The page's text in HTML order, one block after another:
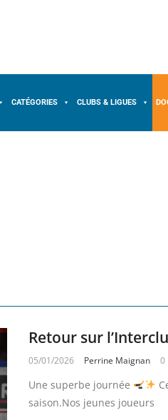
CATÉGORIES CLUBS & LIGUES
Retour sur
05/01/2026 Perrine Maignan 0
Une superbe journée
saison.Nos jeunes joueurs